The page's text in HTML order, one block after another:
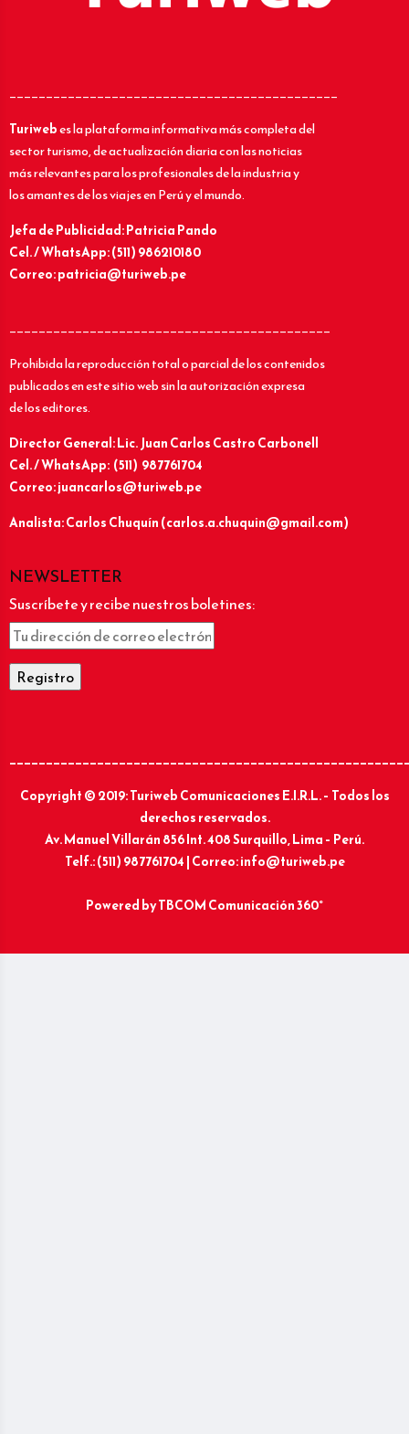
_____________________________________________
Turiwebes la plataforma informativa más completa del
sector turismo, de actualización diaria con las noticias
más relevantes para los profesionales de la industria y
los amantes de los viajes en Perú y el mundo.
Jefa de Publicidad: Patricia Pando
Cel. / WhatsApp: (511) 986210180
Correo: patricia@turiweb.pe
____________________________________________
Prohibida la reproducción total o parcial de los contenidos
publicados en este sitio web sin la autorización expresa
de los editores.
Director General: Lic.Juan Carlos Castro Carbonell
Cel. / WhatsApp: (511) 987761704
Correo: juancarlos@turiweb.pe
Analista: Carlos Chuquín (carlos.a.chuquin@gmail.com)
NEWSLETTER
Suscríbete y recibe nuestros boletines:
Copyright © 2019: Turiweb Comunicaciones E.I.R.L. – Todos los
derechos reservados.
Av. Manuel Villarán 856 Int. 408 Surquillo, Lima – Perú.
Telf.: (511) 987761704 | Correo: info@turiweb.pe
Powered byTBCOM Comunicación 360°